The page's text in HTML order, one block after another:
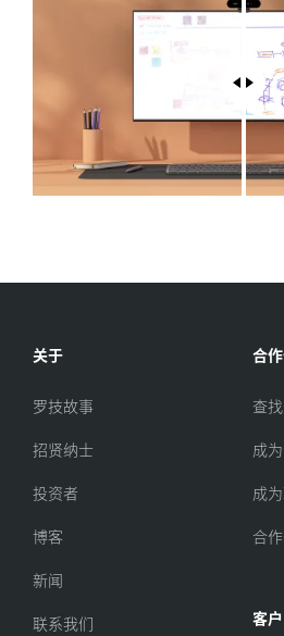
关于
罗技故事
招贤纳士
投资者
博客
新闻
联系我们
合
查
成
成
合
客户